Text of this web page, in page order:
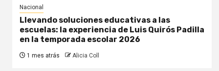
Nacional
Llevando soluciones educativas a las
escuelas: la experiencia de Luis Quirós Padilla
en la temporada escolar 2026
1 mes atrás Alicia Coll